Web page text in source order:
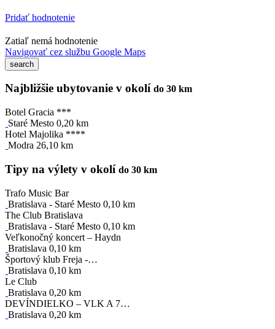
Pridať hodnotenie
Zatiaľ nemá hodnotenie
Navigovať cez službu Google Maps
Najbližšie ubytovanie v okolí do 30 km
Botel Gracia ***
Staré Mesto 0,20 km
Hotel Majolika ****
Modra 26,10 km
Tipy na výlety v okolí do 30 km
Trafo Music Bar
Bratislava - Staré Mesto 0,10 km
The Club Bratislava
Bratislava - Staré Mesto 0,10 km
Veľkonočný koncert – Haydn
Bratislava 0,10 km
Športový klub Freja -…
Bratislava 0,10 km
Le Club
Bratislava 0,20 km
DEVÍNDIELKO – VLK A 7…
Bratislava 0,20 km